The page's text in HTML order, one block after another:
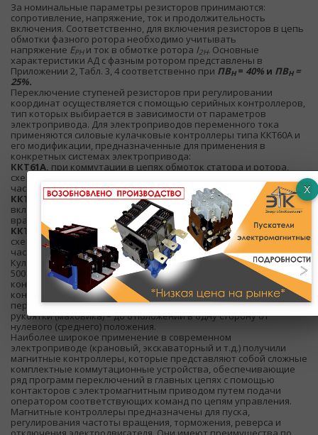
За номинальные параметры резисторов принимаются:
сопротивление, напряжение, ток и продолжительность
включения. Соответственно, для включения резисторов в цепь
обмотки фазного ротора необходимо учитывать
напряжение EРН и ток в обмотке ротора I2Н. Основные
характеристики АД с фазным ротором представлены в
Приложении 2, Табл. 3, 4 соответственно при ПВН= 40% и ПВН=
25%.
Переключение ступеней резисторов при регулировании
координат осуществляется с помощью серийных контроллеров,
тип которых выбирается в зависимости от параметров
электропривода. Для электроприводов переменного тока
применяются силовые кулачковые контроллеры типа ККТ60А и
его модификации, предназначенные для применения в
конкретных системах электропривода:
ККТ61А, при коммутации в цепях обмоток статора и ротора,
схема включения контактов симметричная, регулирование
частоты вращения неустойчивое до 1:3;
ККТ68А,при коммутации в цепи обмотки ротора, схема
включения контактов симметричная, регулирование частоты
вращения неустойчивое до 1:2;
ККТ62А,при коммутации в цепях обмоток ротора двух АД,
схема включения контактов симметричная, регулирование
частоты вращения неустойчивое до 1:3.
Кулачковые контроллеры используются при напряжениях до
500 В и мощности АД до 30 кВт. Они имеют до 12 силовых
контактов на номинальные токи до 63 А и маломощные
контакты для коммутации цепей управления. Управление
переключением осуществляется вручную, число позиций
рукоятки (маховика) – до 6 положений в одну сторону от
нулевого (среднего) положения.
Наиболее широкое применение в современном
электроприводе (крановый, экскаваторный и т.д.) получили
магнитные контроллеры, которые представляют собой сложные
комплектные коммутационные устройства, обеспечивающие
ряд программ переключений в главных цепях с помощью
контакторов с электромагнитным приводом путем подачи
оператором соответствующих команд по цепям управления.
Магнитные контроллеры предназначены для пуска,
регулирования частоты вращения, торможения, реверса и